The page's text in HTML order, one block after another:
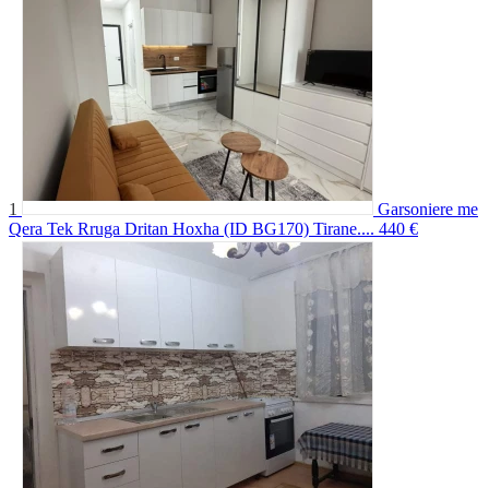
1
Garsoniere me
Qera Tek Rruga Dritan Hoxha (ID BG170) Tirane.... 440 €